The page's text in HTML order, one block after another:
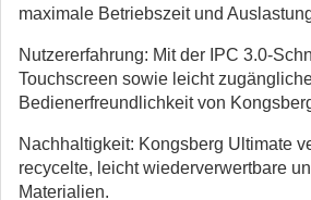
maximale Betriebszeit und
Nutzererfahrung: Mit der IPC 3.0-
Touchscreen sowie leicht
Bedienerfreundlichkeit von
Nachhaltigkeit: Kongsberg Ultimate
recycelte, leicht wiederverwertbare
Materialien.